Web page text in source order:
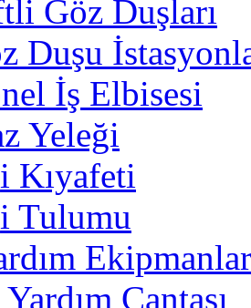
Göz Duşları
Duşu
İş Elbisesi
Yeleği
Kıyafeti
Tulumu
Çantası